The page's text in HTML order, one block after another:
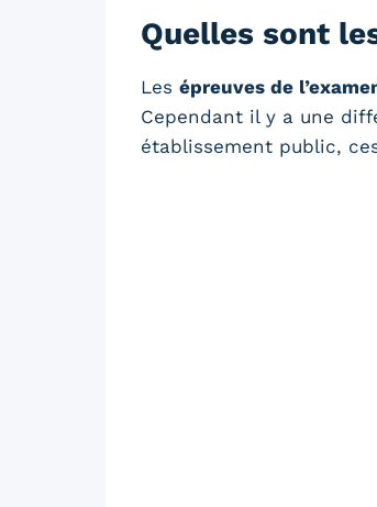
Quelles sont
Les épreuves de
Cependant il y a une
établissement public,